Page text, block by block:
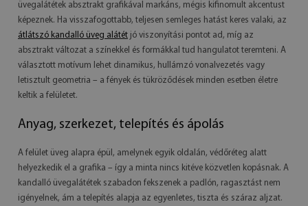
üvegalátétek absztrakt grafikával markáns, mégis kifinomult akcentust
képeznek. Ha visszafogottabb, teljesen semleges hatást keres valaki, az
átlátszó kandalló üveg alátét jó viszonyítási pontot ad, míg az
absztrakt változat a színekkel és formákkal tud hangulatot teremteni. A
választott motívum lehet dinamikus, hullámzó vonalvezetés vagy
letisztult geometria – a fények és tükröződések minden esetben életre
keltik a felületet.
Anyag, szerkezet, telepítés és ápolás
A felület üveg alapra épül, amelynek egyik oldalán, védőréteg alatt
helyezkedik el a grafika – így a minta nincs kitéve közvetlen kopásnak. A
kandalló üvegalátétek szabadon fekszenek a padlón, ragasztást nem
igényelnek, ám a telepítés alapja az egyenletes, tiszta és száraz aljzat.